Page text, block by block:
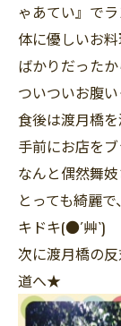
ゃあてい』で
体に優しいお
ばかりだったか
ついついお腹
食後は渡月橋を
手前にお店を
なんと偶然舞
とっても綺麗
キドキ(●´艸`)
次に渡月橋の
道へ★